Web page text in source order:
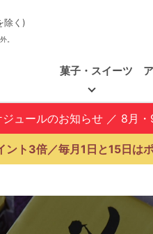
除く)
。
菓子・スイーツ
ュールのお知らせ ／ 8月・
ント3倍／毎月1日と15日は